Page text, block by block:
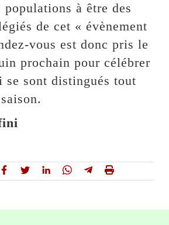
populations à être des
de cet « évènement
vous est donc pris le
prochain pour célébrer
se sont distingués tout